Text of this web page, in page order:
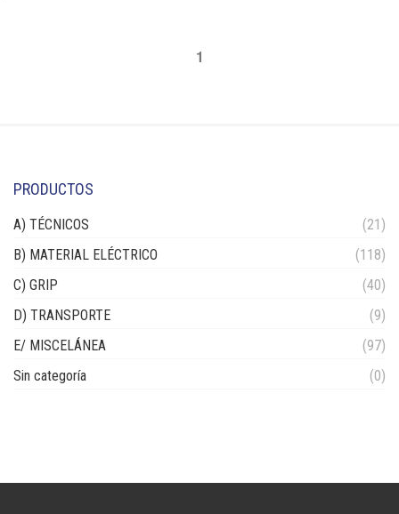
1
PRODUCTOS
A) TÉCNICOS
(21)
B) MATERIAL ELÉCTRICO
(118)
C) GRIP
(40)
D) TRANSPORTE
(9)
E/ MISCELÁNEA
(97)
Sin categoría
(0)